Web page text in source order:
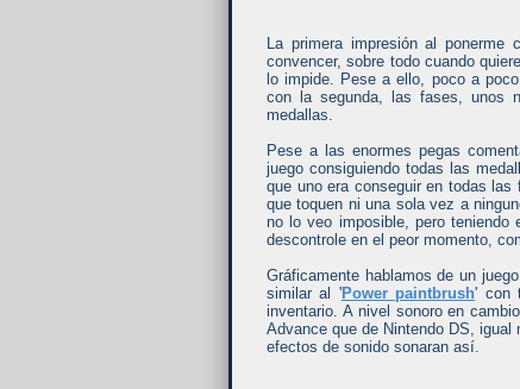
La primera impresión al
convencer, sobre todo cuando
lo impide. Pese a ello, poco a
con la segunda, las fases, unos
medallas.
Pese a las enormes pegas
juego consiguiendo todas las
que uno era conseguir en todas
que toquen ni una sola vez a
no lo veo imposible, pero
descontrole en el peor momento,
Gráficamente hablamos de un
similar al 'Power paintbrush' con
inventario. A nivel sonoro en
Advance que de Nintendo DS,
efectos de sonido sonaran así.